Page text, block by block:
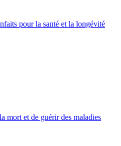
pour la santé et la longévité
mort et de guérir des maladies